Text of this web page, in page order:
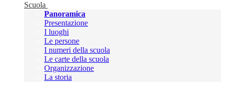
Scuola
Panoramica
Presentazione
I luoghi
Le persone
I numeri della scuola
Le carte della scuola
Organizzazione
La storia